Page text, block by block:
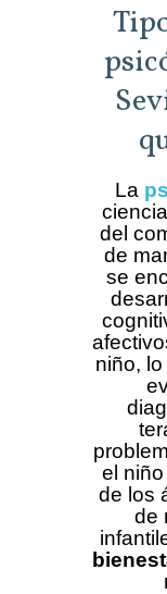
La
del
de
se
niño,
el
de los
de